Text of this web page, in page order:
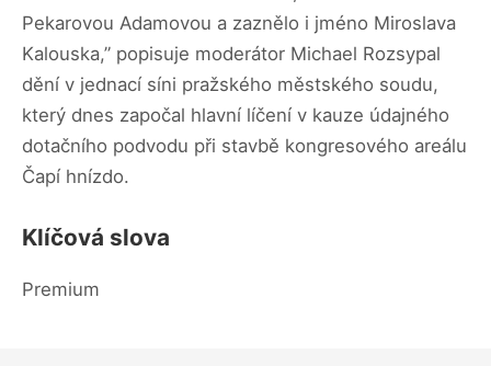
Pekarovou Adamovou a zaznělo i jméno Miroslava
Kalouska,” popisuje moderátor Michael Rozsypal
dění v jednací síni pražského městského soudu,
který dnes započal hlavní líčení v kauze údajného
dotačního podvodu při stavbě kongresového areálu
Čapí hnízdo.
Klíčová slova
Premium